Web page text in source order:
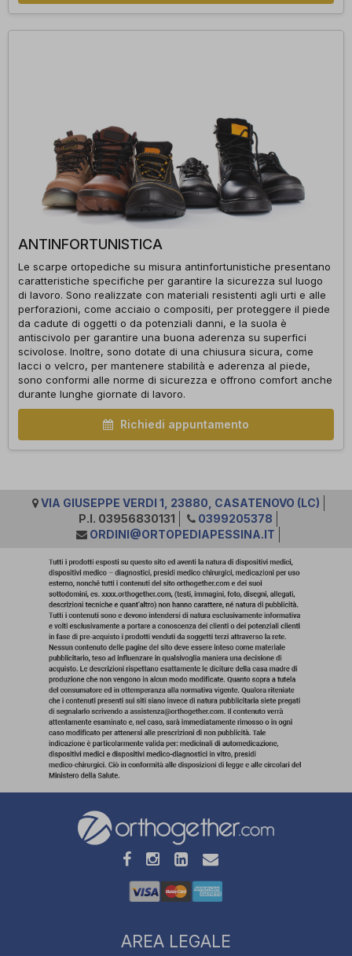
ANTINFORTUNISTICA
Le scarpe ortopediche su misura antinfortunistiche presentano
caratteristiche specifiche per garantire la sicurezza sul luogo
di lavoro. Sono realizzate con materiali resistenti agli urti e alle
perforazioni, come acciaio o compositi, per proteggere il piede
da cadute di oggetti o da potenziali danni, e la suola è
antiscivolo per garantire una buona aderenza su superfici
scivolose. Inoltre, sono dotate di una chiusura sicura, come
lacci o velcro, per mantenere stabilità e aderenza al piede,
sono conformi alle norme di sicurezza e offrono comfort anche
durante lunghe giornate di lavoro.
Richiedi appuntamento
VIA GIUSEPPE VERDI 1, 23880, CASATENOVO (LC)
P.I. 03956830131
0399205378
ORDINI@ORTOPEDIAPESSINA.IT
AREA LEGALE